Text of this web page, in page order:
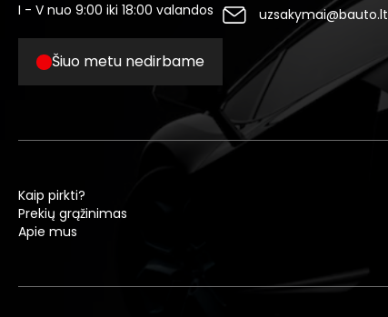
I - V nuo 9:00 iki 18:00 valandos
Šiuo metu nedirbame
uzsakymai@bauto.lt
Kaip pirkti?
Prekių grąžinimas
Apie mus